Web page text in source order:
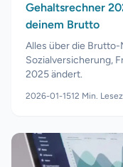
Gehaltsrechner
deinem Brutto
Alles über die
Sozialversicherung,
2025 ändert.
2026-01-1512 Min.